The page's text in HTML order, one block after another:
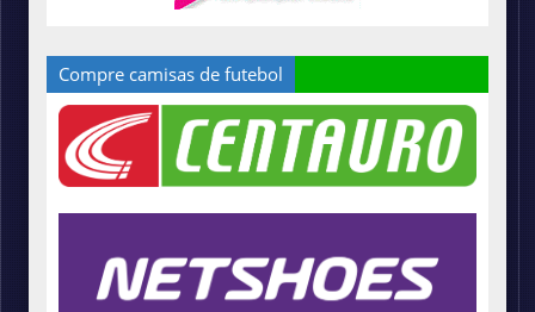
Compre camisas de futebol